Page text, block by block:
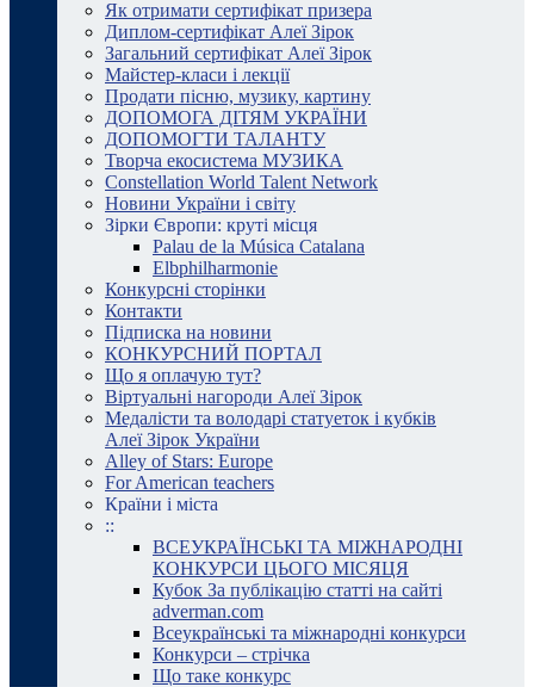
Як отримати сертифікат призера
Диплом-сертифікат Алеї Зірок
Загальний сертифікат Алеї Зірок
Майстер-класи і лекції
Продати пісню, музику, картину
ДОПОМОГА ДІТЯМ УКРАЇНИ
ДОПОМОГТИ ТАЛАНТУ
Творча екосистема МУЗИКА
Constellation World Talent Network
Новини України і світу
Зірки Європи: круті місця
Palau de la Música Catalana
Elbphilharmonie
Конкурсні сторінки
Контакти
Підписка на новини
КОНКУРСНИЙ ПОРТАЛ
Що я оплачую тут?
Віртуальні нагороди Алеї Зірок
Медалісти та володарі статуеток і кубків
Алеї Зірок України
Alley of Stars: Europe
For American teachers
Країни і міста
::
ВСЕУКРАЇНСЬКІ ТА МІЖНАРОДНІ
КОНКУРСИ ЦЬОГО МІСЯЦЯ
Кубок За публікацію статті на сайті
adverman.com
Всеукраїнські та міжнародні конкурси
Конкурси – стрічка
Що таке конкурс